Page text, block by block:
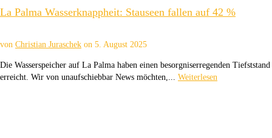
La Palma Wasserknappheit: Stauseen fallen auf 42 %
von Christian Juraschek on 5. August 2025
Die Wasserspeicher auf La Palma haben einen besorgniserregenden Tiefststand
erreicht. Wir von unaufschiebbar News möchten,... Weiterlesen